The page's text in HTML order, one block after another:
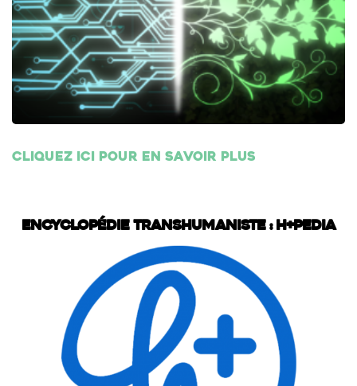
Cliquez ici pour en savoir plus
Encyclopédie transhumaniste : H+Pedia